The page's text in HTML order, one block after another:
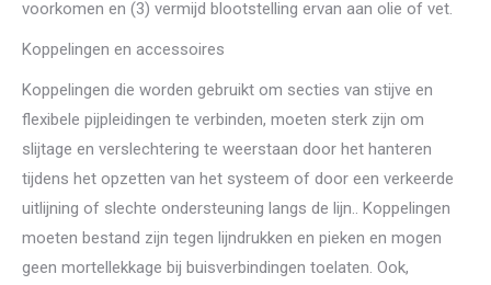
voorkomen en (3) vermijd blootstelling ervan aan olie of vet.
Koppelingen en accessoires
Koppelingen die worden gebruikt om secties van stijve en
flexibele pijpleidingen te verbinden, moeten sterk zijn om
slijtage en verslechtering te weerstaan ​​door het hanteren
tijdens het opzetten van het systeem of door een verkeerde
uitlijning of slechte ondersteuning langs de lijn.. Koppelingen
moeten bestand zijn tegen lijndrukken en pieken en mogen
geen mortellekkage bij buisverbindingen toelaten. Ook,